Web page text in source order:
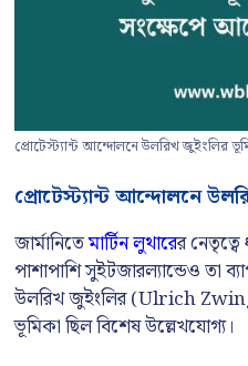
প্রোটেস্ট্যান্ট আন্দোলনে উলরিখ জুইংলির
প্রোটেস্ট্যান্ট আন্দোলনে
জার্মানিতেমার্টিন লুথারের নেতৃত্বে
পাশাপাশি সুইটজারল্যান্ডেও তা
উলরিখ জুইংলির (Ulrich
ভূমিকা ছিল বিশেষ উল্লেখযোগ্য।